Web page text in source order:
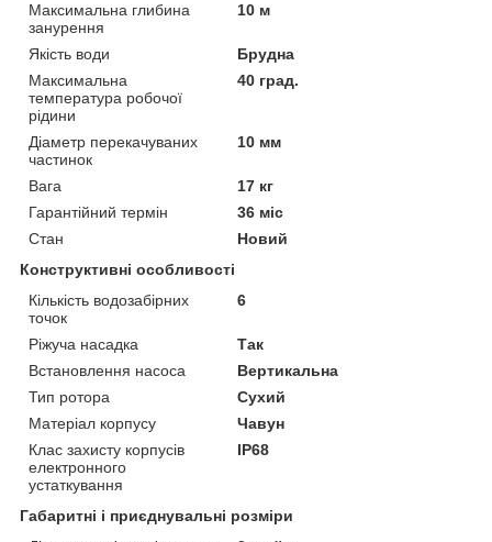
Максимальна глибина
занурення
10 м
Якість води
Брудна
Максимальна
температура робочої
рідини
40 град.
Діаметр перекачуваних
частинок
10 мм
Вага
17 кг
Гарантійний термін
36 міс
Стан
Новий
Конструктивні особливості
Кількість водозабірних
точок
6
Ріжуча насадка
Так
Встановлення насоса
Вертикальна
Тип ротора
Сухий
Матеріал корпусу
Чавун
Клас захисту корпусів
електронного
устаткування
IP68
Габаритні і приєднувальні розміри